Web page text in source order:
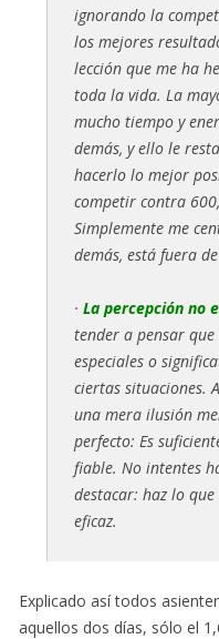
ignorando la
los mejores
lección que me ha
toda la vida. La
mucho tiempo y
demás, y ello le
hacerlo lo mejor
competir contra
Simplemente me
demás, está fuera
· La percepción no
tender a pensar
especiales o
ciertas situaciones.
una mera ilusión
perfecto: Es
fiable. No intentes
destacar: haz lo
eficaz.
Explicado así todos
aquellos dos días, sólo el